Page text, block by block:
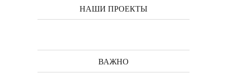
НАШИ ПРОЕКТЫ
ВАЖНО